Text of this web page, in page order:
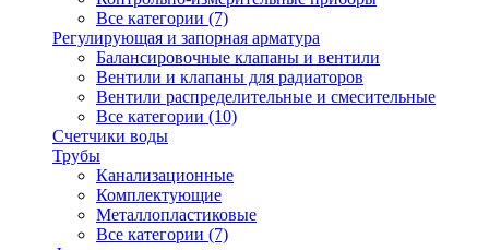
Все категории (7)
Регулирующая и запорная арматура
Балансировочные клапаны и вентили
Вентили и клапаны для радиаторов
Вентили распределительные и смесительные
Все категории (10)
Счетчики воды
Трубы
Канализационные
Комплектующие
Металлопластиковые
Все категории (7)